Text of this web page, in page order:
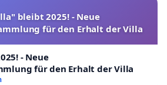
bleibt 2025! - Neue
für den Erhalt der Villa
- Neue
für den Erhalt der Villa